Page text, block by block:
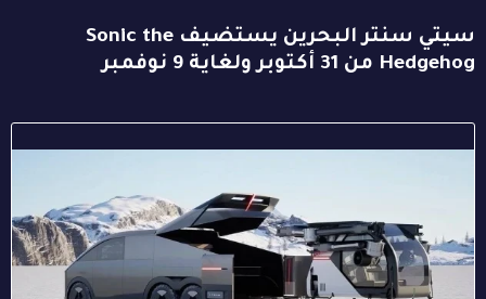
سيتي سنتر البحرين يستضيف Sonic the
Hedgehog من 31 أكتوبر ولغاية 9 نوفمبر